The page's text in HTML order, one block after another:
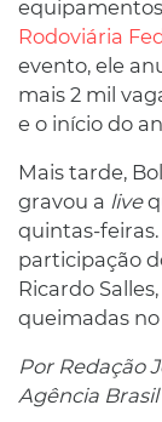
Rodoviária
evento, ele
mais 2 mil
e o início do
Mais tarde,
gravou a live
quintas-
participação
Ricardo
queimadas
Por Redação
Agência Brasil